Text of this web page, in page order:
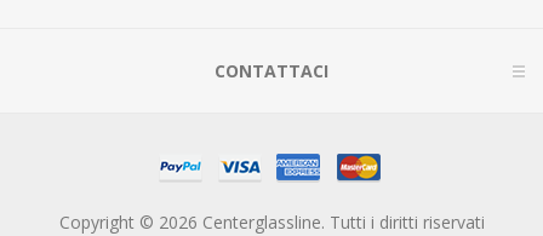
CONTATTACI
Copyright © 2026 Centerglassline. Tutti i diritti riservati